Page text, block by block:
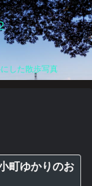
した散歩写真
町ゆかりのお